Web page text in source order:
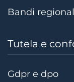
Bandi
Tutela e
Gdpr e dpo